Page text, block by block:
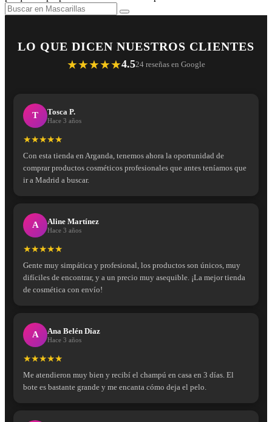
LO QUE DICEN NUESTROS CLIENTES
★★★★★4.524 reseñas en Google
T Tosca P.
Hace 3 años
★★★★★
Con esta tienda en Arganda, tenemos ahora la oportunidad de
comprar productos cosméticos profesionales que antes teníamos que
ir a Madrid a buscar.
A Aline Martínez
Hace 3 años
★★★★★
Gente muy simpática y profesional, los productos son únicos, muy
difíciles de encontrar, y a un precio muy asequible. ¡La mejor tienda
de cosmética con envío!
A Ana Belén Díaz
Hace 3 años
★★★★★
Me atendieron muy bien y recibí el champú en casa en 3 días. El
bote es bastante grande y me encanta cómo deja el pelo.